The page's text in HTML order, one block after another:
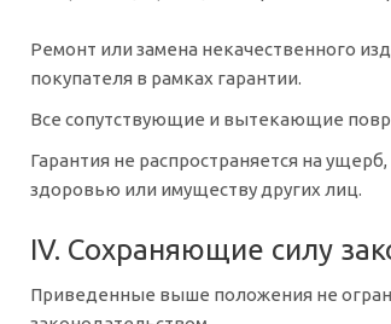
Ремонт или замена некачественного
покупателя в рамках гарантии.
Все сопутствующие и вытекающие
Гарантия не распространяется на
здоровью или имуществу других лиц.
IV. Сохраняющие силу
Приведенные выше положения не